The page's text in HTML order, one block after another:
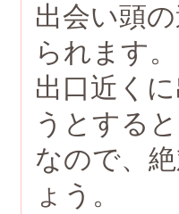
出会い頭
られます。
出口近く
うとする
なので、
ょう。